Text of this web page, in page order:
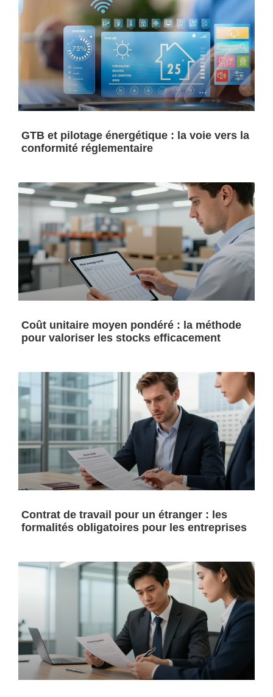
GTB et pilotage énergétique : la voie vers la
conformité réglementaire
Coût unitaire moyen pondéré : la méthode
pour valoriser les stocks efficacement
Contrat de travail pour un étranger : les
formalités obligatoires pour les entreprises